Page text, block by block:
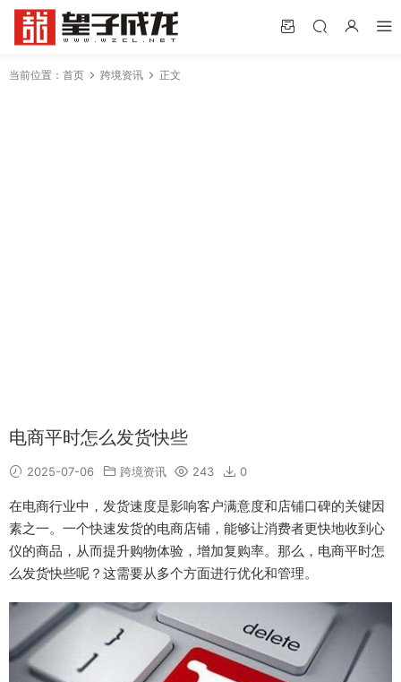
当前位置： 首页 跨境资讯 正文
电商平时怎么发货快些
2025-07-06 跨境资讯 243 0
在电商行业中，发货速度是影响客户满意度和店铺口碑的关键因
素之一。一个快速发货的电商店铺，能够让消费者更快地收到心
仪的商品，从而提升购物体验，增加复购率。那么，电商平时怎
么发货快些呢？这需要从多个方面进行优化和管理。